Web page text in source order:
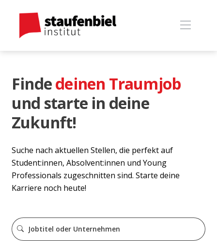
Findedeinen Traumjob
und starte in deine
Zukunft!
Suche nach aktuellen Stellen, die perfekt auf
Student:innen, Absolvent:innen und Young
Professionals zugeschnitten sind. Starte deine
Karriere noch heute!